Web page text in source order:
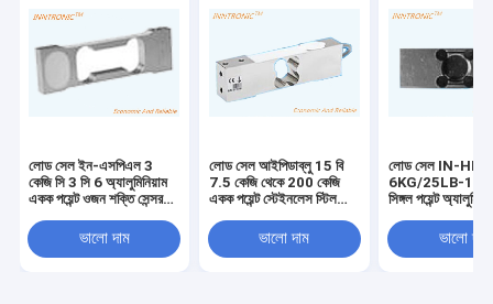
লোড সেল ইন-এসপিএল 3
কেজি সি 3 সি 6 অ্যালুমিনিয়াম
একক পয়েন্ট ওজন শক্তি সেন্সর
ইলেকট্রনিক ভারসাম্য জন্য
2mv/v
ভালো দাম
লোড সেল আইপিডাব্লু 15 বি
7.5 কেজি থেকে 200 কেজি
একক পয়েন্ট স্টেইনলেস স্টিল
প্ল্যাটফর্ম বেঞ্চ স্কেল 2 এমভি /
ভি সি 3 এর জন্য
ভালো দাম
লোড সেল IN-HPS
6KG/25LB-
সিঙ্গল পয়েন্ট
প্ল্যাটফর্ম স্কেল
ভালো দাম